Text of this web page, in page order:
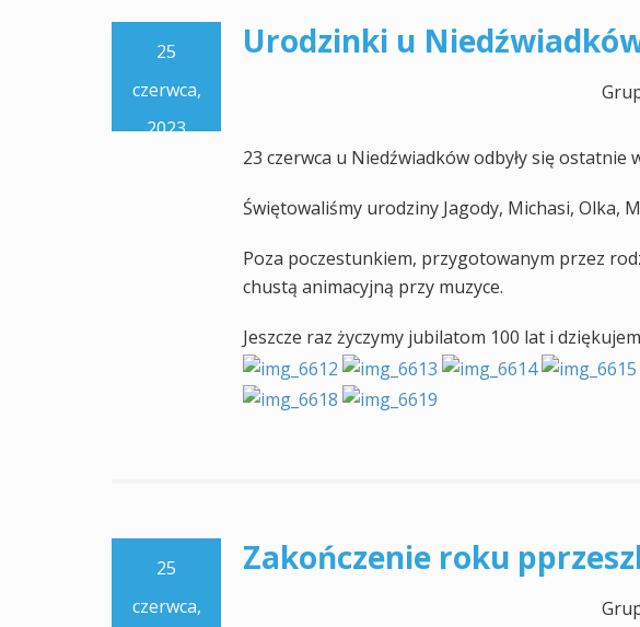
25
czerwca,
2023
Urodzinki u
23 czerwca u Niedźwiadków odbyły się
Świętowaliśmy urodziny Jagody, Michasi, Olka,
Poza poczestunkiem, przygotowanym przez
chustą animacyjną przy muzyce.
Jeszcze raz życzymy jubilatom 100 lat i
25
czerwca,
Zakończenie roku